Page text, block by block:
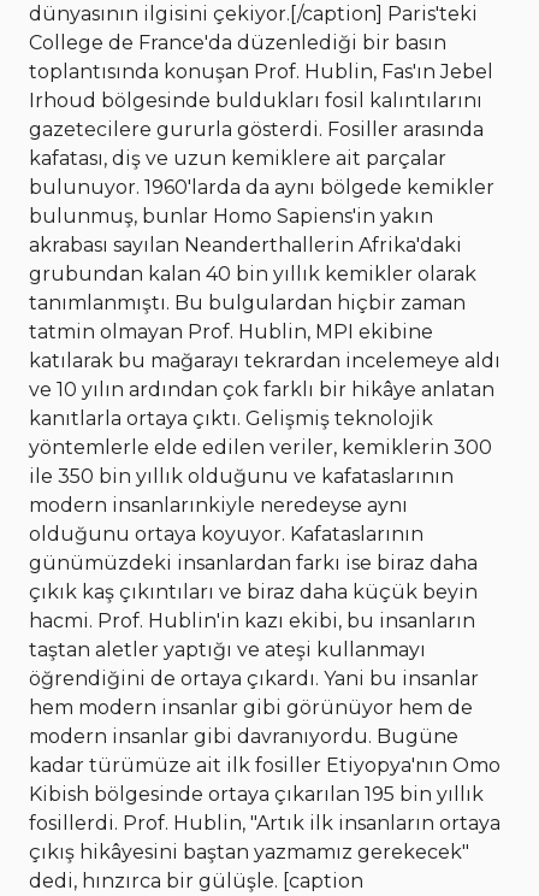
dünyasının ilgisini çekiyor.[/caption] Paris'teki
College de France'da düzenlediği bir basın
toplantısında konuşan Prof. Hublin, Fas'ın Jebel
Irhoud bölgesinde buldukları fosil kalıntılarını
gazetecilere gururla gösterdi. Fosiller arasında
kafatası, diş ve uzun kemiklere ait parçalar
bulunuyor. 1960'larda da aynı bölgede kemikler
bulunmuş, bunlar Homo Sapiens'in yakın
akrabası sayılan Neanderthallerin Afrika'daki
grubundan kalan 40 bin yıllık kemikler olarak
tanımlanmıştı. Bu bulgulardan hiçbir zaman
tatmin olmayan Prof. Hublin, MPI ekibine
katılarak bu mağarayı tekrardan incelemeye aldı
ve 10 yılın ardından çok farklı bir hikâye anlatan
kanıtlarla ortaya çıktı. Gelişmiş teknolojik
yöntemlerle elde edilen veriler, kemiklerin 300
ile 350 bin yıllık olduğunu ve kafataslarının
modern insanlarınkiyle neredeyse aynı
olduğunu ortaya koyuyor. Kafataslarının
günümüzdeki insanlardan farkı ise biraz daha
çıkık kaş çıkıntıları ve biraz daha küçük beyin
hacmi. Prof. Hublin'in kazı ekibi, bu insanların
taştan aletler yaptığı ve ateşi kullanmayı
öğrendiğini de ortaya çıkardı. Yani bu insanlar
hem modern insanlar gibi görünüyor hem de
modern insanlar gibi davranıyordu. Bugüne
kadar türümüze ait ilk fosiller Etiyopya'nın Omo
Kibish bölgesinde ortaya çıkarılan 195 bin yıllık
fosillerdi. Prof. Hublin, "Artık ilk insanların ortaya
çıkış hikâyesini baştan yazmamız gerekecek"
dedi, hınzırca bir gülüşle. [caption